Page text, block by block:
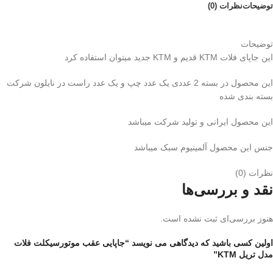
توضیحاتنظرات (0)
توضیحات
این جاپای فلات KTM قدیم و KTM جدید میتوان استفاده کرد
این محصول در بسته 2 عددی یک عدد چپ و یک عدد راست در نایلون شرکت
بسته بندی شده
این محصول ایرانی و تولید شرکت میباشد
جنس این محصول آلمینیوم سبک میباشد
نظرات (0)
نقد و بررسی‌ها
هنوز بررسی‌ای ثبت نشده است.
اولین کسی باشید که دیدگاهی می نویسد “جاپایی عقب موتورسیکلت فلات
مدل تریل KTM”